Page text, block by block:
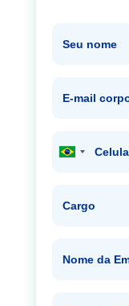
Seu nome
E-mail
Cargo
Nome da